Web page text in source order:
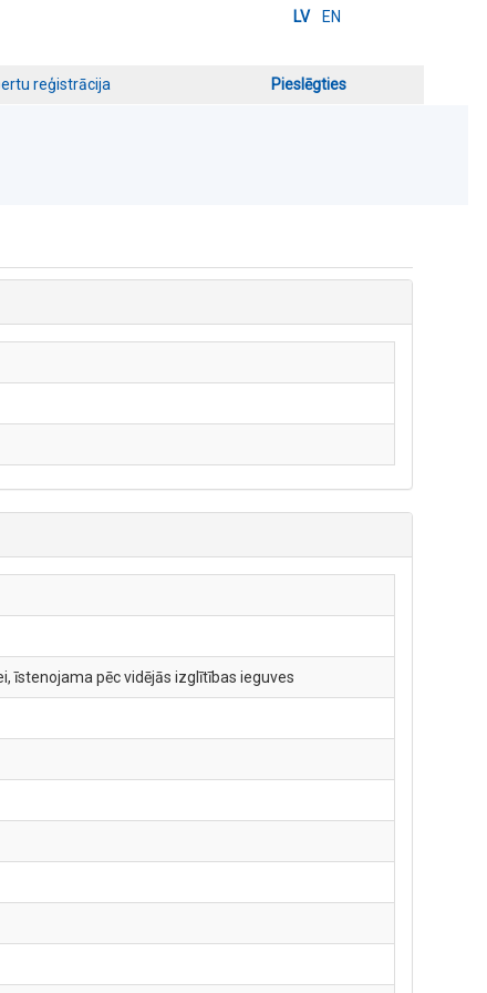
LV EN
reģistrācija Pieslēgties
īstenojama pēc vidējās izglītības ieguves